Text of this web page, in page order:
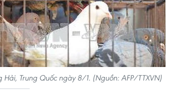
Trung Quốc ngày 8/1. (Nguồn: AFP/TTXVN)